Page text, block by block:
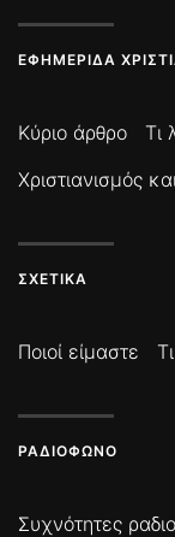
ΕΦΗΜΕΡΊΔΑ
Κύριο άρθρο Τι
Χριστιανισμός
ΣΧΕΤΙΚΆ
Ποιοί είμαστε
ΡΑΔΙΌΦΩΝΟ
Συχνότητες